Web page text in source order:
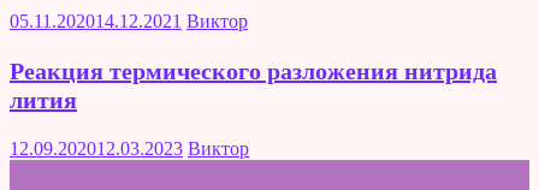
05.11.202014.12.2021 Виктор
Реакция термического разложения нитрида
лития
12.09.202012.03.2023 Виктор